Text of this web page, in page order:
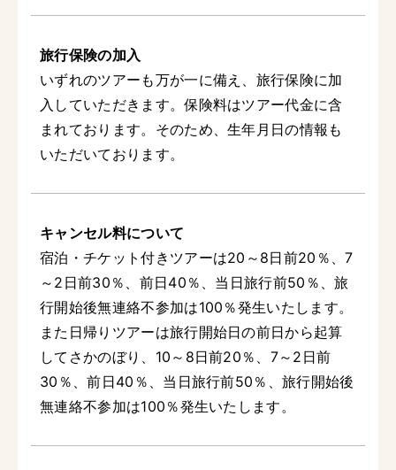
旅行保険の加入
いずれのツアーも万が一に備え、旅行保険に加
入していただきます。保険料はツアー代金に含
まれております。そのため、生年月日の情報も
いただいております。
キャンセル料について
宿泊・チケット付きツアーは20～8日前20％、7
～2日前30％、前日40％、当日旅行前50％、旅
行開始後無連絡不参加は100％発生いたします。
また日帰りツアーは旅行開始日の前日から起算
してさかのぼり、10～8日前20％、7～2日前
30％、前日40％、当日旅行前50％、旅行開始後
無連絡不参加は100％発生いたします。